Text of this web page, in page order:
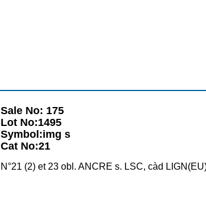
Sale No: 175
Lot No:1495
Symbol:img s
Cat No:21
N°21 (2) et 23 obl. ANCRE s. LSC, càd